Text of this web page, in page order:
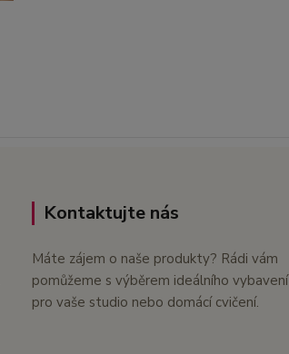
Kontaktujte nás
Máte zájem o naše produkty? Rádi vám
pomůžeme s výběrem ideálního vybavení
pro vaše studio nebo domácí cvičení.